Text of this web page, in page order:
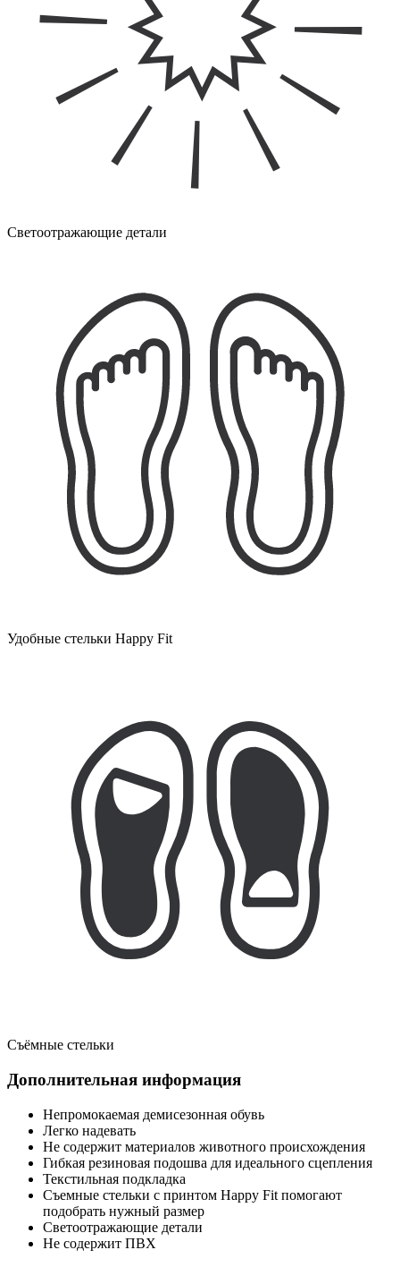
Светоотражающие детали
Удобные стельки Happy Fit
Съёмные стельки
Дополнительная информация
Непромокаемая демисезонная обувь
Легко надевать
Не содержит материалов животного происхождения
Гибкая резиновая подошва для идеального сцепления
Текстильная подкладка
Съемные стельки с принтом Happy Fit помогают
подобрать нужный размер
Светоотражающие детали
Не содержит ПВХ